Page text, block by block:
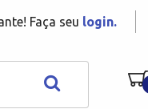
Faça seu login.